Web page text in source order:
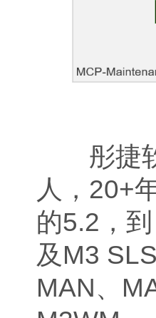
彤捷软
人，20+
的5.2，
及M3
MAN、